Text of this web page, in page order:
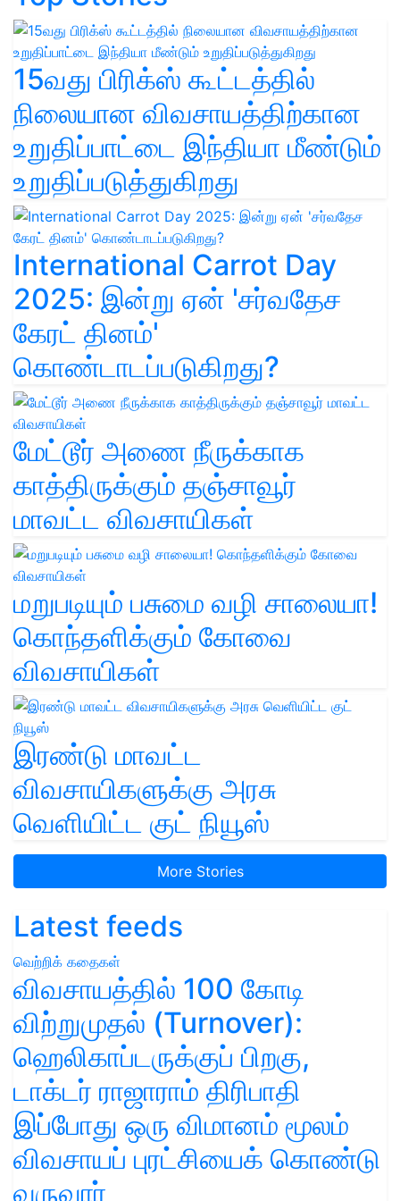
15வது பிரிக்ஸ் கூட்டத்தில்
நிலையான விவசாயத்திற்கான
உறுதிப்பாட்டை இந்தியா மீண்டும்
உறுதிப்படுத்துகிறது
International Carrot Day
2025: இன்று ஏன் 'சர்வதேச
கேரட் தினம்'
கொண்டாடப்படுகிறது?
மேட்டூர் அணை நீருக்காக
காத்திருக்கும் தஞ்சாவூர்
மாவட்ட விவசாயிகள்
மறுபடியும் பசுமை வழி சாலையா!
கொந்தளிக்கும் கோவை
விவசாயிகள்
இரண்டு மாவட்ட
விவசாயிகளுக்கு அரசு
வெளியிட்ட குட் நியூஸ்
More Stories
Latest feeds
வெற்றிக் கதைகள்
விவசாயத்தில் 100 கோடி
விற்றுமுதல் (Turnover):
ஹெலிகாப்டருக்குப் பிறகு,
டாக்டர் ராஜாராம் திரிபாதி
இப்போது ஒரு விமானம் மூலம்
விவசாயப் புரட்சியைக் கொண்டு
வருவார்